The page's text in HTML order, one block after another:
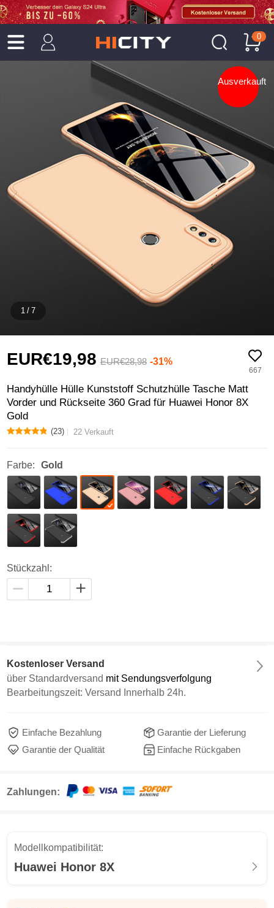
0
1 / 7
Ausverkauft
EUR€19,98 EUR€28,98 -31%
667
Handyhülle Hülle Kunststoff Schutzhülle Tasche Matt
Vorder und Rückseite 360 Grad für Huawei Honor 8X
Gold
(23) 22 Verkauft
Farbe: Gold
Stückzahl:
Kostenloser Versand
über Standardversand mit Sendungsverfolgung
Bearbeitungszeit: Versand Innerhalb 24h.
Einfache Bezahlung
Garantie der Lieferung
Garantie der Qualität
Einfache Rückgaben
Zahlungen:
Modellkompatibilität:
Huawei Honor 8X